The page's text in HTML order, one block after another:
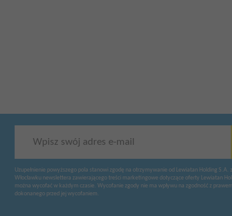
Wpisz swój adres e-mail
Uzupełnienie powyższego pola stanowi zgodę na otrzymywanie od Lewiatan Holding S.A.
Włocławku newslettera zawierającego treści marketingowe dotyczące oferty Lewiatan
można wycofać w każdym czasie. Wycofanie zgody nie ma wpływu na zgodność z
dokonanego przed jej wycofaniem.